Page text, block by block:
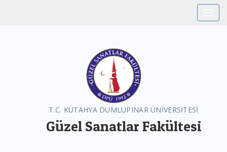
T.C. KÜTAHYA DUMLUPINAR ÜNİVERSİTESİ
Güzel Sanatlar Fakültesi